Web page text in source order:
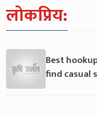
लोकप्रिय:
Best
find casual